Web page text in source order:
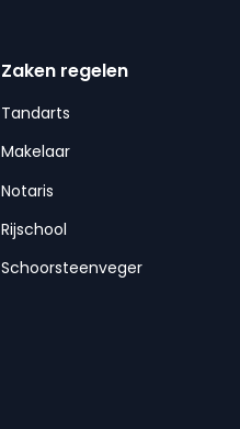
Zaken regelen
Tandarts
Makelaar
Notaris
Rijschool
Schoorsteenveger